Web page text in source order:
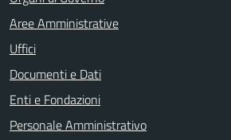
Aree Amministrative
Uffici
Documenti e Dati
Enti e Fondazioni
Personale Amministrativo